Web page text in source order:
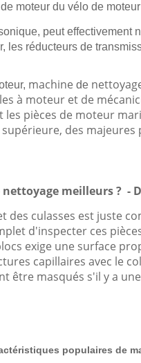
moteur du vélo de
peut
les réducteurs de
machine de
à moteur et de
les pièces de moteur
des
meilleurs ? -
des culasses est juste
d'inspecter ces
exige une surface
capillaires avec le
être masqués s'il y a
populaires de